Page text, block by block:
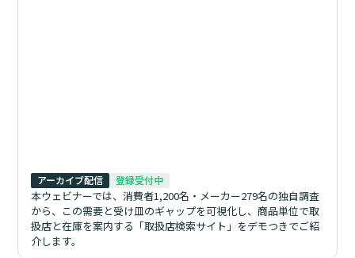
アーカイブ配信 登録受付中
本ウェビナーでは、消費者1,200名・メーカー279名の独自調査
から、この需要と受け皿のギャップを可視化し、商品単位で取
扱店と在庫を案内する「取扱店検索サイト」をデモつきでご紹
介します。